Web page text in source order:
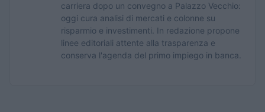
carriera dopo un convegno a Palazzo Vecchio:
oggi cura analisi di mercati e colonne su
risparmio e investimenti. In redazione propone
linee editoriali attente alla trasparenza e
conserva l'agenda del primo impiego in banca.